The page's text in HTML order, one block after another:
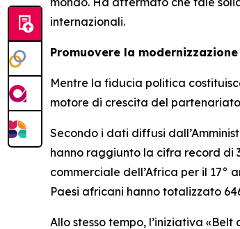
internazionali.
Promuovere la
Mentre la fiducia politica
motore di crescita del
Secondo i dati diffusi
hanno raggiunto la cifra record di
commerciale dell’Africa per il 17°
Paesi africani hanno totalizzato
Allo stesso tempo, l’iniziativa